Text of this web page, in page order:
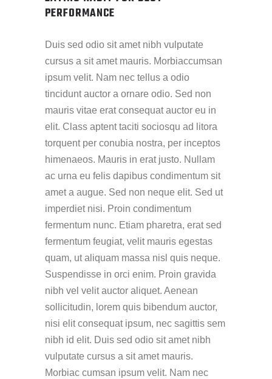
PERFORMANCE
Duis sed odio sit amet nibh vulputate
cursus a sit amet mauris. Morbiaccumsan
ipsum velit. Nam nec tellus a odio
tincidunt auctor a ornare odio. Sed non
mauris vitae erat consequat auctor eu in
elit. Class aptent taciti sociosqu ad litora
torquent per conubia nostra, per inceptos
himenaeos. Mauris in erat justo. Nullam
ac urna eu felis dapibus condimentum sit
amet a augue. Sed non neque elit. Sed ut
imperdiet nisi. Proin condimentum
fermentum nunc. Etiam pharetra, erat sed
fermentum feugiat, velit mauris egestas
quam, ut aliquam massa nisl quis neque.
Suspendisse in orci enim. Proin gravida
nibh vel velit auctor aliquet. Aenean
sollicitudin, lorem quis bibendum auctor,
nisi elit consequat ipsum, nec sagittis sem
nibh id elit. Duis sed odio sit amet nibh
vulputate cursus a sit amet mauris.
Morbiac cumsan ipsum velit. Nam nec